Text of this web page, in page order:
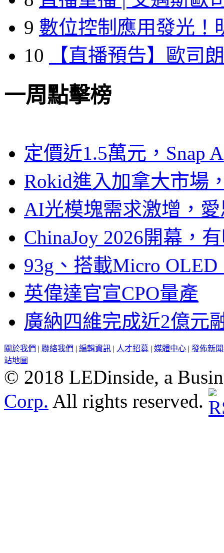
9 數位控制應用發光！
10
【直播預告】歐司
一周點擊榜
定價近1.5萬元，Snap
Rokid進入加拿大市場
AI光模塊需求激增，
ChinaJoy 2026開幕，
93g、搭載Micro
英偉達官宣CPO量產
廣納四維完成近2億元
關於我們 | 聯絡我們 | 編輯資訊 | 人才招募 | 媒體中心 | 發佈新
站地圖
© 2018 LEDinside, a
Corp. All rights reserved.